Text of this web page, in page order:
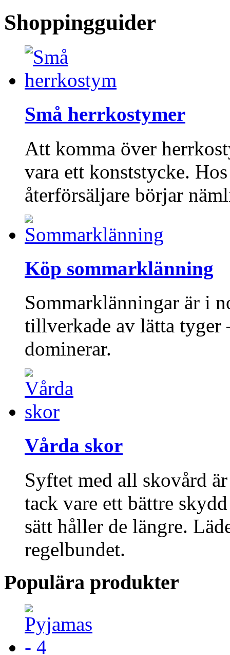
Shoppingguider
Små herrkostymer
Att komma över
vara ett konststycke.
återförsäljare börjar
Köp sommarklänning
Sommarklänningar är i
tillverkade av lätta tyger
dominerar.
Vårda skor
Syftet med all skovård
tack vare ett bättre
sätt håller de längre.
regelbundet.
Populära produkter